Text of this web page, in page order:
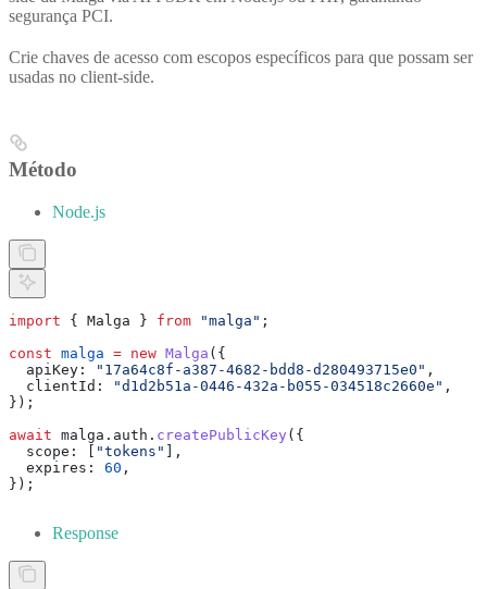
segurança PCI.
Crie chaves de acesso com escopos específicos para que possam ser
usadas no client-side.
Método
Node.js
import { Malga } from "malga" ;
const malga = new Malga ({
  apiKey:
"17a64c8f-a387-4682-bdd8-d280493715e0" ,
  clientId:
"d1d2b51a-0446-432a-b055-034518c2660e" ,
});
await malga . auth . createPublicKey ({
  scope:
[ "tokens" ],
  expires:
60 ,
});
Response